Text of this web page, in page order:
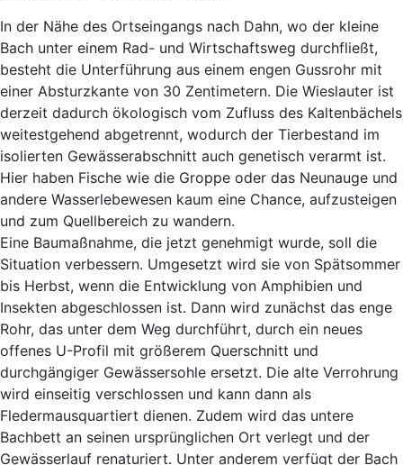
In der Nähe des Ortseingangs nach Dahn, wo der kleine
Bach unter einem Rad- und Wirtschaftsweg durchfließt,
besteht die Unterführung aus einem engen Gussrohr mit
einer Absturzkante von 30 Zentimetern. Die Wieslauter ist
derzeit dadurch ökologisch vom Zufluss des Kaltenbächels
weitestgehend abgetrennt, wodurch der Tierbestand im
isolierten Gewässerabschnitt auch genetisch verarmt ist.
Hier haben Fische wie die Groppe oder das Neunauge und
andere Wasserlebewesen kaum eine Chance, aufzusteigen
und zum Quellbereich zu wandern.
Eine Baumaßnahme, die jetzt genehmigt wurde, soll die
Situation verbessern. Umgesetzt wird sie von Spätsommer
bis Herbst, wenn die Entwicklung von Amphibien und
Insekten abgeschlossen ist. Dann wird zunächst das enge
Rohr, das unter dem Weg durchführt, durch ein neues
offenes U-Profil mit größerem Querschnitt und
durchgängiger Gewässersohle ersetzt. Die alte Verrohrung
wird einseitig verschlossen und kann dann als
Fledermausquartiert dienen. Zudem wird das untere
Bachbett an seinen ursprünglichen Ort verlegt und der
Gewässerlauf renaturiert. Unter anderem verfügt der Bach